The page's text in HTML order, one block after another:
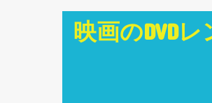
映画のDVD